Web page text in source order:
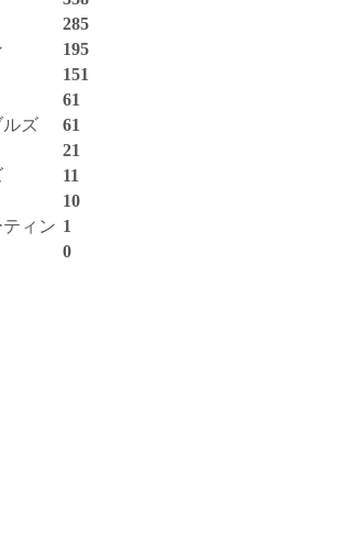
285
195
151
61
ルズ
61
21
11
10
ィン 1
0